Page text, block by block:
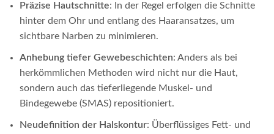
Präzise Hautschnitte: In der Regel erfolgen die Schnitte
hinter dem Ohr und entlang des Haaransatzes, um
sichtbare Narben zu minimieren.
Anhebung tiefer Gewebeschichten: Anders als bei
herkömmlichen Methoden wird nicht nur die Haut,
sondern auch das tieferliegende Muskel- und
Bindegewebe (SMAS) repositioniert.
Neudefinition der Halskontur: Überflüssiges Fett- und